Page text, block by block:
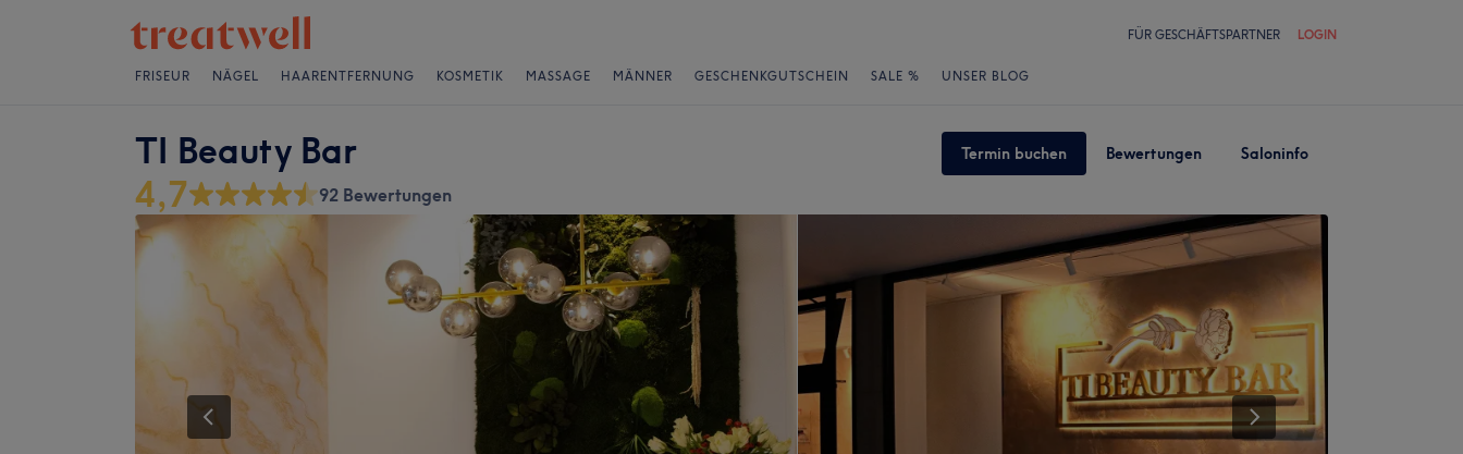
FÜR GESCHÄFTSPARTNER LOGIN
FRISEUR NÄGEL HAARENTFERNUNG KOSMETIK MASSAGE MÄNNER GESCHENKGUTSCHEIN SALE % UNSER BLOG
TI Beauty Bar Termin buchen Bewertungen Saloninfo
4,7 92 Bewertungen